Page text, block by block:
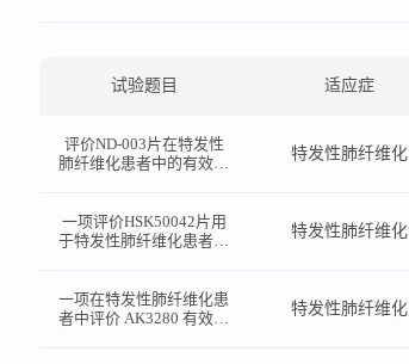
试验题目 适应症
评价ND-003片在特发性
肺纤维化患者中的有效性
性临床试验
特发性肺纤维化
一项评价HSK50042片用
于特发性肺纤维化患者的
对照的Ⅱ期临床研究
特发性肺纤维化
一项在特发性肺纤维化患
者中评价 AK3280 有效性
特发性肺纤维化